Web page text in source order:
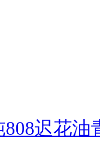
迟花油